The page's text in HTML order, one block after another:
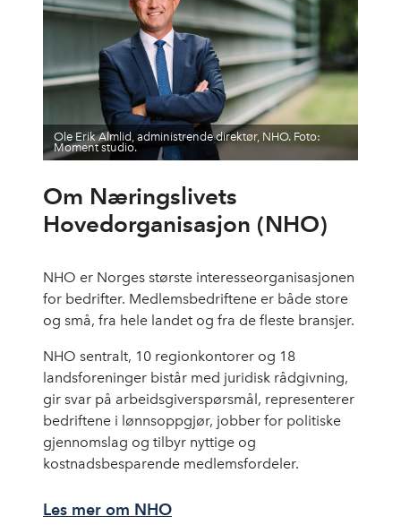
Ole Erik Almlid, administrende direktør, NHO. Foto:
Moment studio.
Om Næringslivets
Hovedorganisasjon (NHO)
NHO er Norges største interesseorganisasjonen
for bedrifter. Medlemsbedriftene er både store
og små, fra hele landet og fra de fleste bransjer.
NHO sentralt, 10 regionkontorer og 18
landsforeninger bistår med juridisk rådgivning,
gir svar på arbeidsgiverspørsmål, representerer
bedriftene i lønnsoppgjør, jobber for politiske
gjennomslag og tilbyr nyttige og
kostnadsbesparende medlemsfordeler.
Les mer om NHO